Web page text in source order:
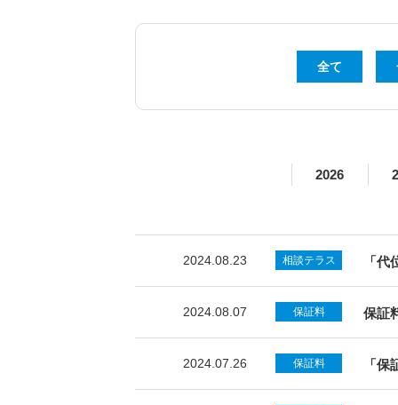
全て
2026
2024.08.23 相談テラス 「
2024.08.07 保証料 保証
2024.07.26 保証料 「